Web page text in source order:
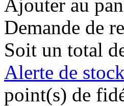
Ajouter au
Demande de
Soit un total
Alerte de stock
point(s) de